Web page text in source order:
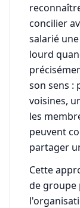
concilier
salarié
lourd
son sens :
voisines,
les
peuvent
partager
Cette
de